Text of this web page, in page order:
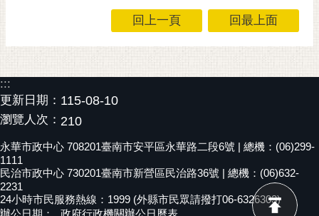
桐
花
網
導
覽
訂
回上一頁 回最上面
:::
更新日期： 115-08-10
瀏覽人次： 210
永華市政中心 708201臺南市安平區永華路二段6號 | 總機：(06)299-
1111
民治市政中心 730201臺南市新營區民治路36號 | 總機：(06)632-
2231
24小時市民服務熱線：1999 (外縣市民眾請撥打06-6326303)
辦公日期：
政府行政機關辦公日曆表